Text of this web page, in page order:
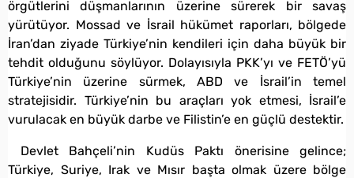
örgütlerini düşmanlarının üzerine sürerek bir savaş
yürütüyor. Mossad ve İsrail hükümet raporları, bölgede
İran’dan ziyade Türkiye’nin kendileri için daha büyük bir
tehdit olduğunu söylüyor. Dolayısıyla PKK’yı ve FETÖ’yü
Türkiye’nin üzerine sürmek, ABD ve İsrail’in temel
stratejisidir. Türkiye’nin bu araçları yok etmesi, İsrail’e
vurulacak en büyük darbe ve Filistin’e en güçlü destektir.
Devlet Bahçeli’nin Kudüs Paktı önerisine gelince;
Türkiye, Suriye, Irak ve Mısır başta olmak üzere bölge